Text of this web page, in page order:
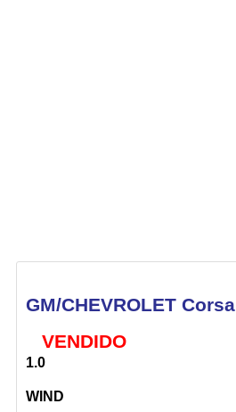
GM/CHEVROLET Corsa
VENDIDO
1.0
WIND